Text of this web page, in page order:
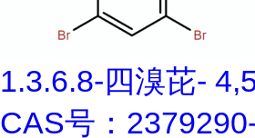
1.3.6.8-四溴芘-
CAS号：